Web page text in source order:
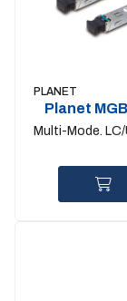
PLANET
Planet
1Gigabit
Multi-Mode. LC/